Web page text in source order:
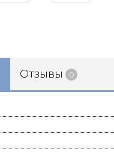
Отзывы 0